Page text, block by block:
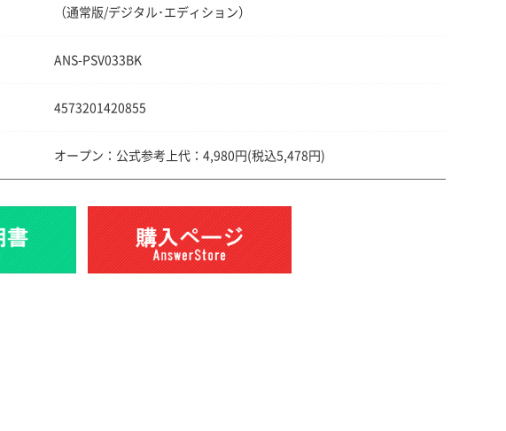
（通常版/デジタル･エディション）
ANS-PSV033BK
4573201420855
オープン：公式参考上代：4,980円(税込5,478円)